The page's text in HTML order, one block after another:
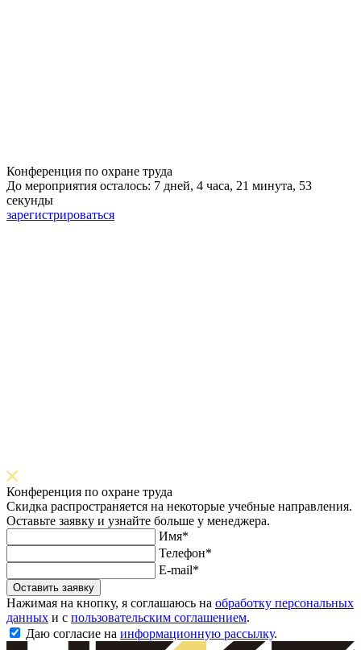
Конференция по охране труда
До мероприятия осталось: 7 дней, 4 часа, 21 минута, 52
секунды
зарегистрироваться
Конференция по охране труда
Скидка распространяется на некоторые учебные направления.
Оставьте заявку и узнайте больше у менеджера.
Имя*
Телефон*
E-mail*
Оставить заявку
Нажимая на кнопку, я соглашаюсь на обработку персональных
данных и с пользовательским соглашением.
Даю согласие на информационную рассылку.